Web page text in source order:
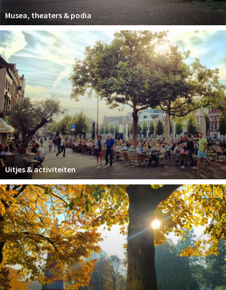
Musea, theaters & podia
Uitjes & activiteiten